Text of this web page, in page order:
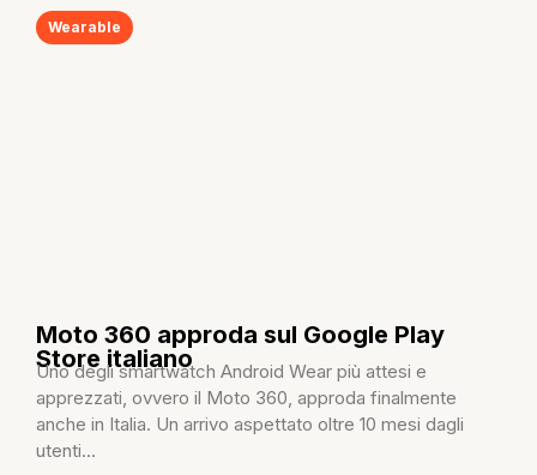
Wearable
Moto 360 approda sul Google Play
Store italiano
Uno degli smartwatch Android Wear più attesi e
apprezzati, ovvero il Moto 360, approda finalmente
anche in Italia. Un arrivo aspettato oltre 10 mesi dagli
utenti...